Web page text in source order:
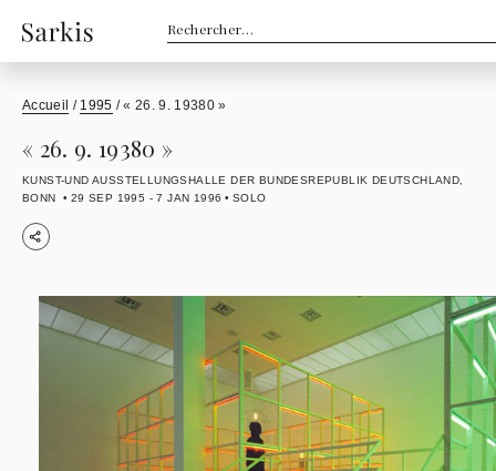
Rechercher :
Accueil / 1995 /« 26. 9. 19380 »
« 26. 9. 19380 »
KUNST-UND AUSSTELLUNGSHALLE DER BUNDESREPUBLIK DEUTSCHLAND,
BONN
29 SEP 1995 - 7 JAN 1996 SOLO